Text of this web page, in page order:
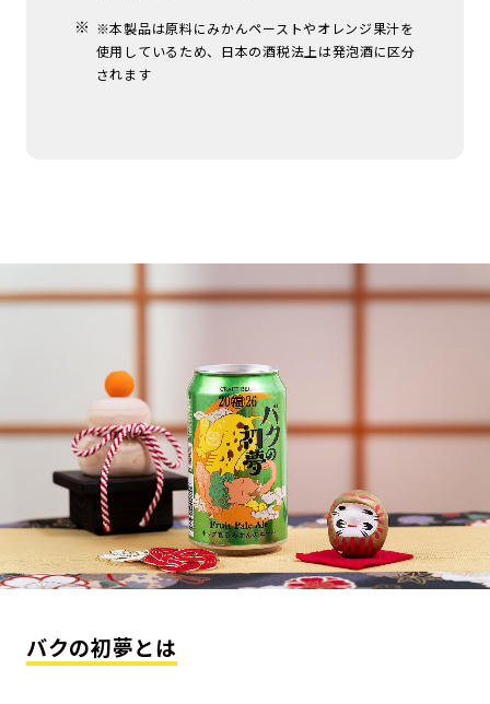
※本製品は原料にみかんペーストやオレンジ果汁を
使用しているため、日本の酒税法上は発泡酒に区分
されます
バクの初夢とは